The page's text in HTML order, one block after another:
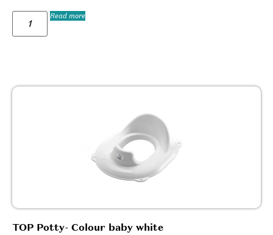
Read more
TOP Potty- Colour baby white